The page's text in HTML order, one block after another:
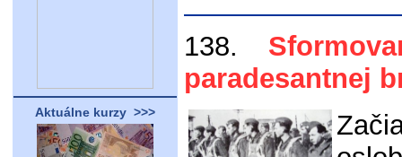
Aktuálne kurzy >>>
138.
paradesantnej